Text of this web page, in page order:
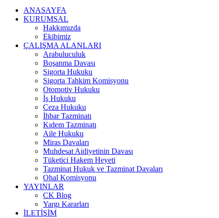
ANASAYFA
KURUMSAL
Hakkımızda
Ekibimiz
ÇALIŞMA ALANLARI
Arabuluculuk
Boşanma Davası
Sigorta Hukuku
Sigorta Tahkim Komisyonu
Otomotiv Hukuku
İş Hukuku
Ceza Hukuku
İhbar Tazminatı
Kıdem Tazminatı
Aile Hukuku
Miras Davaları
Muhdesat Aidiyetinin Davası
Tüketici Hakem Heyeti
Tazminat Hukuk ve Tazminat Davaları
Ohal Komisyonu
YAYINLAR
CK Blog
Yargı Kararları
İLETİŞİM